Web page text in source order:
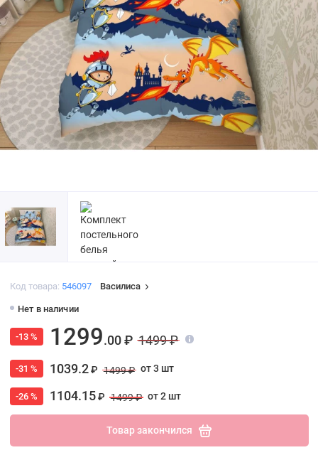
Код товара: 546097 Василиса
Нет в наличии
-13 % 1299.00 ₽ 1499 ₽
-31 % 1039.2₽ 1499 ₽ от 3 шт
-26 % 1104.15₽ 1499 ₽ от 2 шт
Товар закончился